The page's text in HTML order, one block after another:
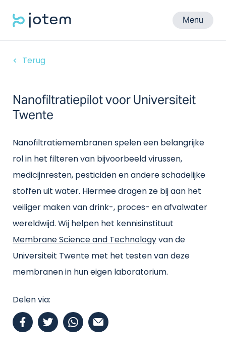
Menu
Terug
Nanofiltratiepilot voor Universiteit
Twente
Nanofiltratiemembranen spelen een belangrijke
rol in het filteren van bijvoorbeeld virussen,
medicijnresten, pesticiden en andere schadelijke
stoffen uit water. Hiermee dragen ze bij aan het
veiliger maken van drink-, proces- en afvalwater
wereldwijd. Wij helpen het kennisinstituut
Membrane Science and Technology van de
Universiteit Twente met het testen van deze
membranen in hun eigen laboratorium.
Delen via: